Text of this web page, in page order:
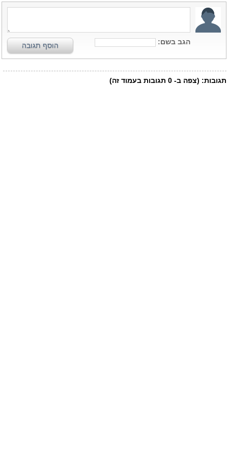
הגב בשם: הוסף תגובה
תגובות: (צפה ב- 0 תגובות בעמוד זה)